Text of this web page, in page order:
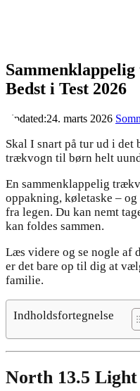
Bedst i Test 2026
Updated:24. marts 2026
Skal I snart på tur ud i det
trækvogn til børn helt
En sammenklappelig
oppakning, køletaske –
fra legen. Du kan nemt
kan foldes sammen.
Læs videre og se nogle af
er det bare op til dig at
familie.
Indholdsfortegnelse
North 13.5 Light